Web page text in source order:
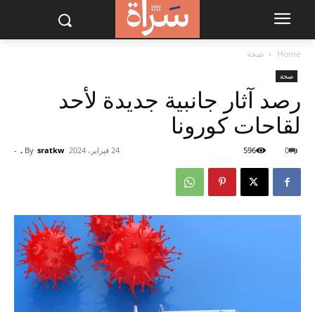
Home صحة
صحة
رصد آثار جانبية جديدة لأحد
لقاحات كورونا
By sratkw .
- 24 فبراير، 2024 0
596